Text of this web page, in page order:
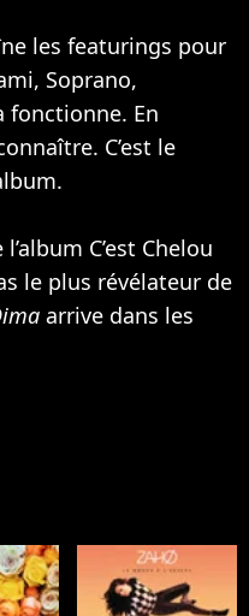
les featurings pour
, Soprano,
fonctionne. En
C’est le
C’est Chelou
le plus révélateur de
arrive dans les